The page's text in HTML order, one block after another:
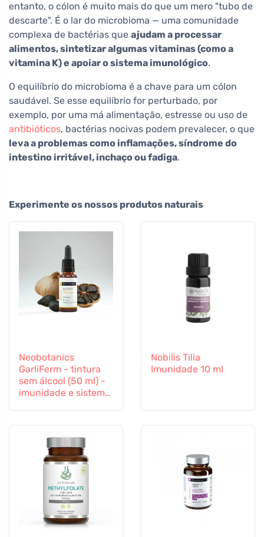
entanto, o cólon é muito mais do que um mero "tubo de
descarte". É o lar do microbioma — uma comunidade
complexa de bactérias que ajudam a processar
alimentos, sintetizar algumas vitaminas (como a
vitamina K) e apoiar o sistema imunológico.
O equilíbrio do microbioma é a chave para um cólon
saudável. Se esse equilíbrio for perturbado, por
exemplo, por uma má alimentação, estresse ou uso de
antibióticos, bactérias nocivas podem prevalecer, o que
leva a problemas como inflamações, síndrome do
intestino irritável, inchaço ou fadiga.
Experimente os nossos produtos naturais
Neobotanics
GarliFerm - tintura
sem álcool (50 ml) -
imunidade e sistema
Nobilis Tilia
Imunidade 10 ml